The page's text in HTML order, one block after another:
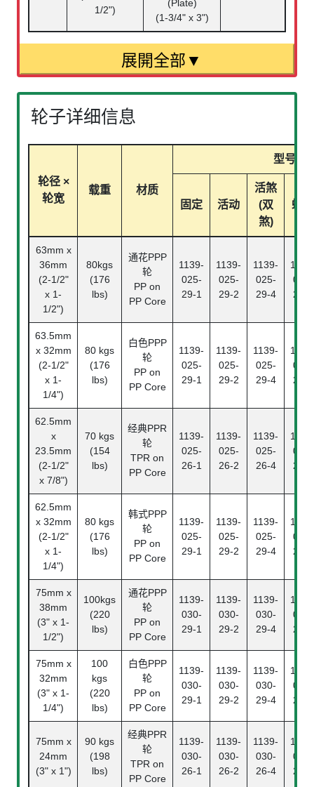
1/2")
(Plate)
(1-3/4" x 3")
轮子详细信息
轮径 ×
轮宽
载重 材质
型号
固定 活动
活煞
(双
煞)
螺纹
63mm x
36mm
(2-1/2"
x 1-
1/2")
80kgs
(176
lbs)
通花PPP
轮
PP on
PP Core
1139-
025-
29-1
1139-
025-
29-2
1139-
025-
29-4
025-
29-5
63.5mm
x 32mm
(2-1/2"
x 1-
1/4")
80 kgs
(176
lbs)
白色PPP
轮
PP on
PP Core
1139-
025-
29-1
1139-
025-
29-2
1139-
025-
29-4
025-
29-5
62.5mm
x
23.5mm
(2-1/2"
x 7/8")
70 kgs
(154
lbs)
经典PPR
轮
TPR on
PP Core
1139-
025-
26-1
1139-
025-
26-2
1139-
025-
26-4
025-
26-5
62.5mm
x 32mm
(2-1/2"
x 1-
1/4")
80 kgs
(176
lbs)
韩式PPP
轮
PP on
PP Core
1139-
025-
29-1
1139-
025-
29-2
1139-
025-
29-4
025-
29-5
75mm x
38mm
(3" x 1-
1/2")
100kgs
(220
lbs)
通花PPP
轮
PP on
PP Core
1139-
030-
29-1
1139-
030-
29-2
1139-
030-
29-4
030-
29-5
75mm x
32mm
(3" x 1-
1/4")
100
kgs
(220
lbs)
白色PPP
轮
PP on
PP Core
1139-
030-
29-1
1139-
030-
29-2
1139-
030-
29-4
030-
29-5
75mm x
24mm
(3" x 1")
90 kgs
(198
lbs)
经典PPR
轮
TPR on
PP Core
1139-
030-
26-1
1139-
030-
26-2
1139-
030-
26-4
030-
26-5